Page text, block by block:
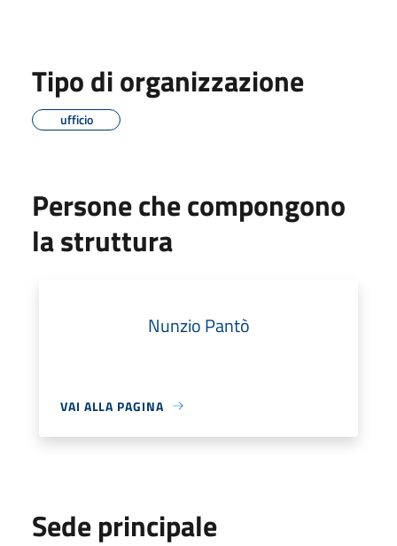
Tipo di organizzazione
ufficio
Persone che compongono
la struttura
Nunzio Pantò
VAI ALLA PAGINA
Sede principale